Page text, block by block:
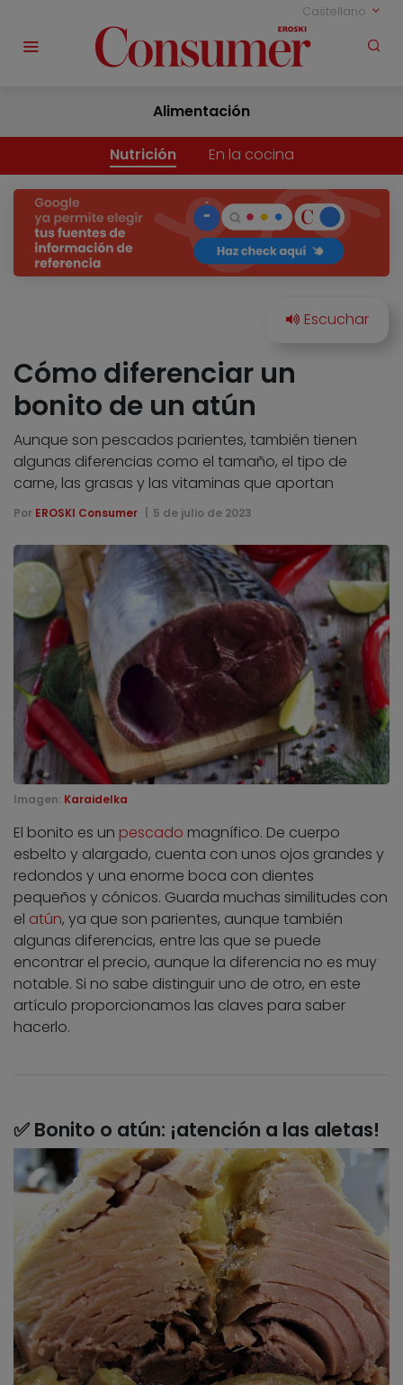
Castellano
Alimentación
Nutrición En la cocina
Cómo diferenciar un
bonito de un atún
Aunque son pescados parientes, también tienen
algunas diferencias como el tamaño, el tipo de
carne, las grasas y las vitaminas que aportan
Por EROSKI Consumer 5 de julio de 2023
Imagen: Karaidelka
El bonito es un pescado magnífico. De cuerpo
esbelto y alargado, cuenta con unos ojos grandes y
redondos y una enorme boca con dientes
pequeños y cónicos. Guarda muchas similitudes con
el atún, ya que son parientes, aunque también
algunas diferencias, entre las que se puede
encontrar el precio, aunque la diferencia no es muy
notable. Si no sabe distinguir uno de otro, en este
artículo proporcionamos las claves para saber
hacerlo.
✅ Bonito o atún: ¡atención a las aletas!